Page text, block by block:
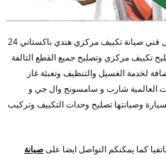
متخصص صيانة تكييف الفحيحيل نوفر افضل فني صيانة تكييف مركزي هندي باكستاني 24
تكييف مركزي وتصليح جميع القطع التالفة
لخدمة الغسيل والتنظيف وتعبئة غاز
العالمية شارب و سامسونج وال جي و
وصيانتها تصليح وحدات التكييف وتركيب
كما يمكنكم التواصل ايضا علىصيانة